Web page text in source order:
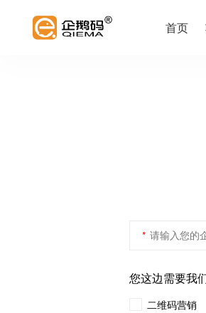
首页
*
您这边需要我
二维码营销